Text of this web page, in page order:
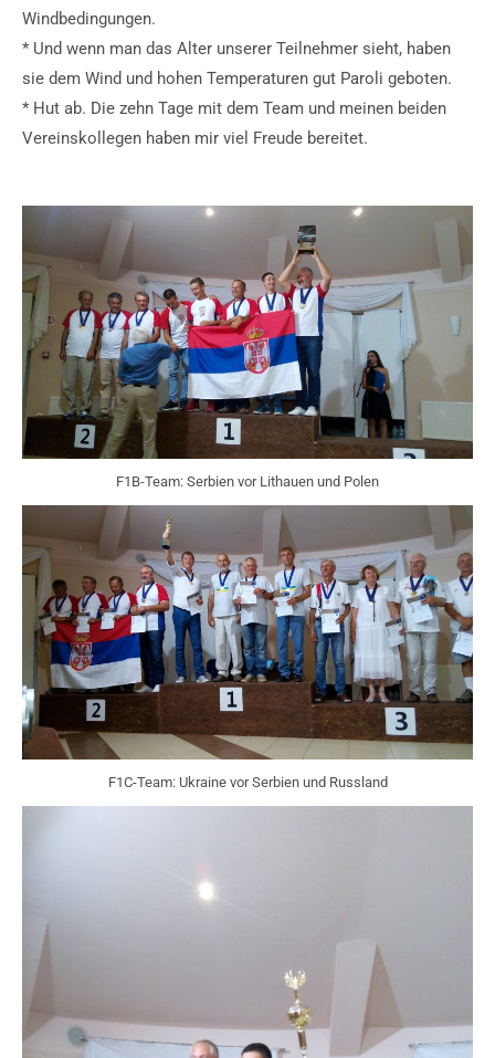
Windbedingungen.
* Und wenn man das Alter unserer Teilnehmer sieht, haben
sie dem Wind und hohen Temperaturen gut Paroli geboten.
* Hut ab. Die zehn Tage mit dem Team und meinen beiden
Vereinskollegen haben mir viel Freude bereitet.
F1B-Team: Serbien vor Lithauen und Polen
F1C-Team: Ukraine vor Serbien und Russland